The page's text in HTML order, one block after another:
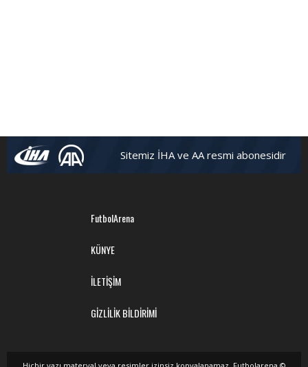
Sitemiz İHA ve AA resmi abonesidir
FutbolArena
KÜNYE
İLETİŞİM
GİZLİLİK BİLDİRİMİ